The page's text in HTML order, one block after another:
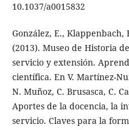
10.1037/a0015832
González, E., Klappenbach,
(2013). Museo de Historia
servicio y extensión.
científica. En V. Martínez-
N. Muñoz, C. Brusasca, C.
Aportes de la docencia, la
servicio. Claves para la